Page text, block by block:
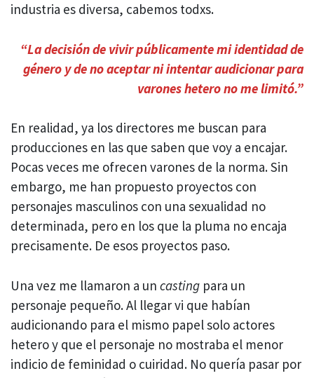
industria es diversa, cabemos todxs.
“La decisión de vivir públicamente mi identidad de
género y de no aceptar ni intentar audicionar para
varones hetero no me limitó.”
En realidad, ya los directores me buscan para
producciones en las que saben que voy a encajar.
Pocas veces me ofrecen varones de la norma. Sin
embargo, me han propuesto proyectos con
personajes masculinos con una sexualidad no
determinada, pero en los que la pluma no encaja
precisamente. De esos proyectos paso.
Una vez me llamaron a un casting para un
personaje pequeño. Al llegar vi que habían
audicionando para el mismo papel solo actores
hetero y que el personaje no mostraba el menor
indicio de feminidad o cuiridad. No quería pasar por